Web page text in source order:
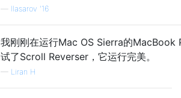
llasarov '16
我刚刚在运行Mac OS Sierra的MacBook
试了Scroll Reverser，它运行完美。
— Liran H